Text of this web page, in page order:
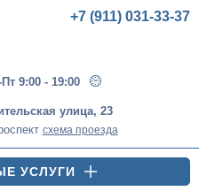
9:00 - 19:00
+7 (911) 031-33-37
улица, 23
схема проезда
УСЛУГИ